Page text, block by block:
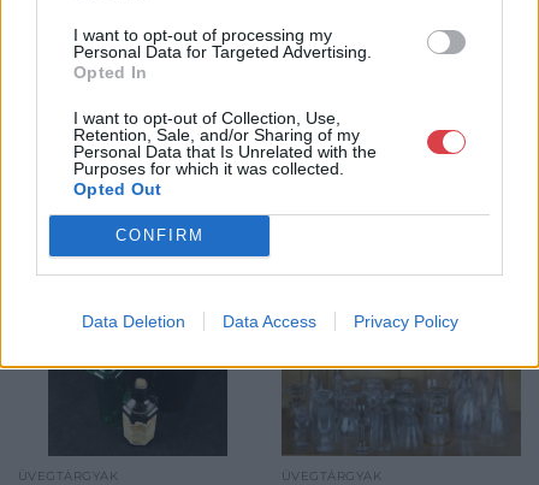
I want to opt-out of processing my
Personal Data for Targeted Advertising.
Opted In
I want to opt-out of Collection, Use,
Retention, Sale, and/or Sharing of my
Personal Data that Is Unrelated with the
Purposes for which it was collected.
Opted Out
CONFIRM
Data Deletion Data Access Privacy Policy
KAPCSOLÓDÓ MŰTÁRGYAK
ÜVEGTÁRGYAK ÜVEGTÁRGYAK